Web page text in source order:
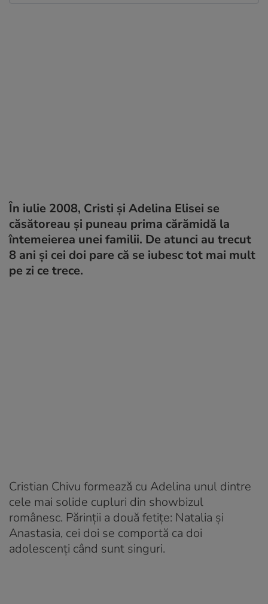
În iulie 2008, Cristi și Adelina Elisei se
căsătoreau și puneau prima cărămidă la
întemeierea unei familii. De atunci au trecut
8 ani și cei doi pare că se iubesc tot mai mult
pe zi ce trece.
Cristian Chivu formează cu Adelina unul dintre
cele mai solide cupluri din showbizul
românesc. Părinții a două fetițe: Natalia și
Anastasia, cei doi se comportă ca doi
adolescenți când sunt singuri.